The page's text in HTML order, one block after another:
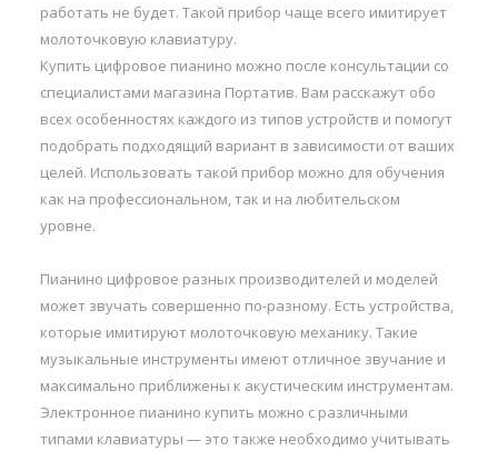
работать не будет. Такой прибор чаще всего имитирует
молоточковую клавиатуру.
Купить цифровое пианино можно после консультации со
специалистами магазина Портатив. Вам расскажут обо
всех особенностях каждого из типов устройств и помогут
подобрать подходящий вариант в зависимости от ваших
целей. Использовать такой прибор можно для обучения
как на профессиональном, так и на любительском
уровне.
Пианино цифровое разных производителей и моделей
может звучать совершенно по-разному. Есть устройства,
которые имитируют молоточковую механику. Такие
музыкальные инструменты имеют отличное звучание и
максимально приближены к акустическим инструментам.
Электронное пианино купить можно с различными
типами клавиатуры — это также необходимо учитывать